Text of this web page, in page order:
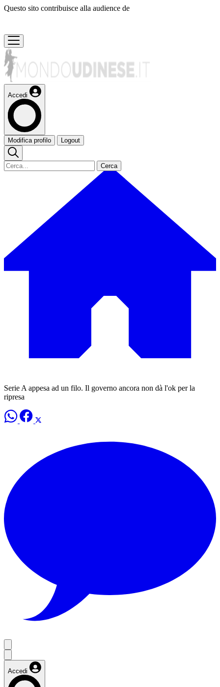
Questo sito contribuisce alla audience de
Accedi
Modifica profilo Logout
Cerca
Serie A appesa ad un filo. Il governo ancora non dà l'ok per la
ripresa
Accedi